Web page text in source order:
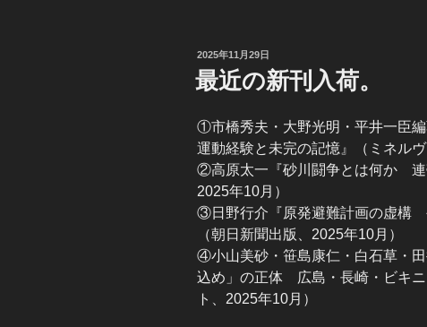
投
稿
日:
2025年11月29日
最近の新刊入荷。
①市橋秀夫・大野光明・平井一臣
運動経験と未完の記憶』（ミネル
②高原太一『砂川闘争とは何か 連
2025年10月）
③日野行介『原発避難計画の虚構
（朝日新聞出版、2025年10月）
④小山美砂・笹島康仁・白石草・
込め」の正体 広島・長崎・ビキ
ト、2025年10月）